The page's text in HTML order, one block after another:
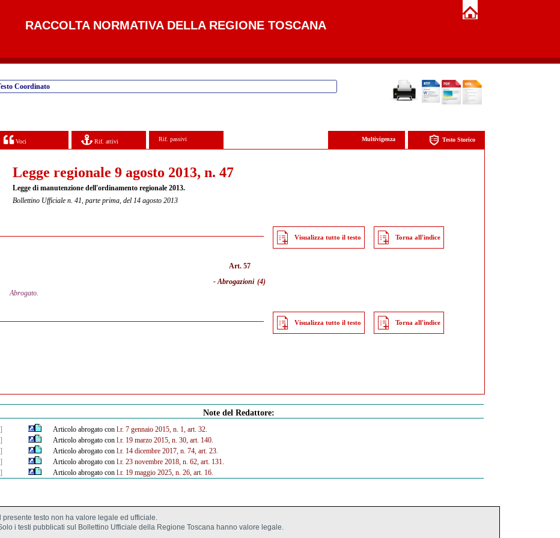
RACCOLTA NORMATIVA DELLA REGIONE TOSCANA
Coordinato
Voci Rif. attivi Rif. passivi Testo Storico
Multivigenza
Legge regionale 9 agosto 2013, n. 47
Legge di manutenzione dell'ordinamento regionale 2013.
Bollettino Ufficiale n. 41, parte prima, del 14 agosto 2013
Visualizza tutto il testo Torna all'indice
Art. 57
- Abrogazioni (4)
Abrogato.
Visualizza tutto il testo Torna all'indice
Note del Redattore:
Articolo abrogato con l.r. 7 gennaio 2015, n. 1, art. 32.
Articolo abrogato con l.r. 19 marzo 2015, n. 30, art. 140.
Articolo abrogato con l.r. 14 dicembre 2017, n. 74, art. 23.
Articolo abrogato con l.r. 23 novembre 2018, n. 62, art. 131.
Articolo abrogato con l.r. 19 maggio 2025, n. 26, art. 16.
presente testo non ha valore legale ed ufficiale.
i testi pubblicati sul Bollettino Ufficiale della Regione Toscana hanno valore legale.